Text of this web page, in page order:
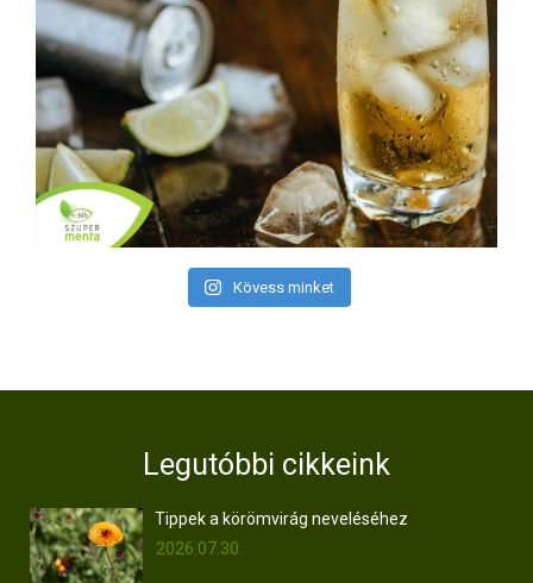
Kövess minket
Legutóbbi cikkeink
Tippek a körömvirág neveléséhez
2026.07.30.